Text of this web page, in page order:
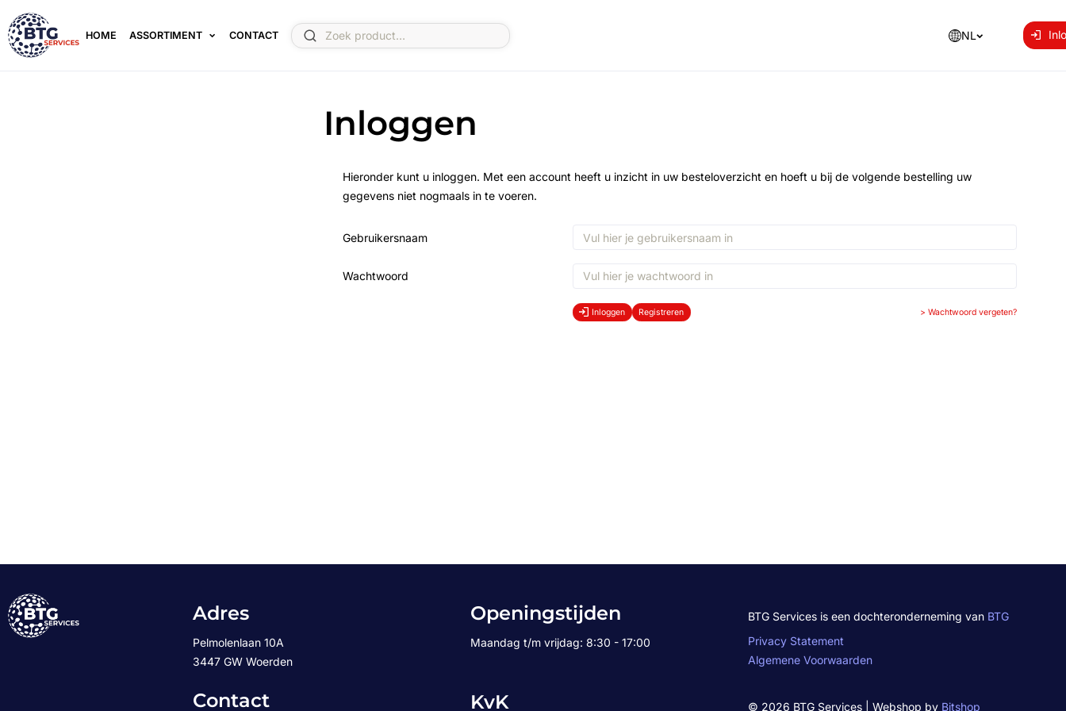
HOME ASSORTIMENT CONTACT NL
Inloggen
Hieronder kunt u inloggen. Met een account heeft u inzicht in uw besteloverzicht en hoeft u bij de volgende bestelling uw
gegevens niet nogmaals in te voeren.
Gebruikersnaam
Wachtwoord
Inloggen Registreren >Wachtwoord vergeten?
Adres
Pelmolenlaan 10A
3447 GW Woerden
Contact
Openingstijden
Maandag t/m vrijdag: 8:30 - 17:00
KvK
BTG Services is een dochteronderneming van BTG
Privacy Statement
Algemene Voorwaarden
© 2026 BTG Services | Webshop by Bitshop